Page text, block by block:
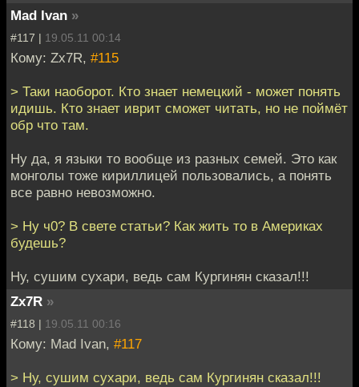
Mad Ivan »
#117 | 19.05.11 00:14
Кому: Zx7R, #115
> Таки наоборот. Кто знает немецкий - может понять
идишь. Кто знает иврит сможет читать, но не поймёт
обр что там.
Ну да, я языки то вообще из разных семей. Это как
монголы тоже кириллицей пользовались, а понять
все равно невозможно.
> Ну ч0? В свете статьи? Как жить то в Америках
будешь?
Ну, сушим сухари, ведь сам Кургинян сказал!!!
Zx7R »
#118 | 19.05.11 00:16
Кому: Mad Ivan, #117
> Ну, сушим сухари, ведь сам Кургинян сказал!!!